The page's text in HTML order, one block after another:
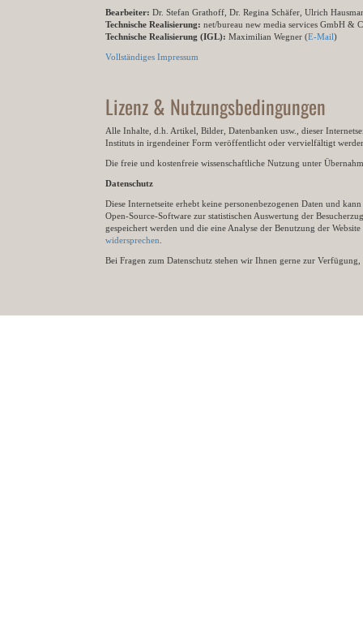
Bearbeiter: Dr. Stefan Grathoff, Dr. Regina Schäfer, Ulrich
Technische Realisierung: net/bureau new media services GmbH &
Technische Realisierung (IGL): Maximilian Wegner (E-Mail)
Vollständiges Impressum
Lizenz & Nutzungsbedingungen
Alle Inhalte, d.h. Artikel, Bilder, Datenbanken usw., dieser
Instituts in irgendeiner Form veröffentlicht oder vervielfältigt
Die freie und kostenfreie wissenschaftliche Nutzung unter
Datenschutz
Diese Internetseite erhebt keine personenbezogenen Daten und
Open-Source-Software zur statistischen Auswertung der
gespeichert werden und die eine Analyse der Benutzung der
widersprechen
Bei Fragen zum Datenschutz stehen wir Ihnen gerne zur